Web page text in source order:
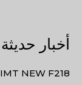
أخبار حديثة
IMT NEW F218